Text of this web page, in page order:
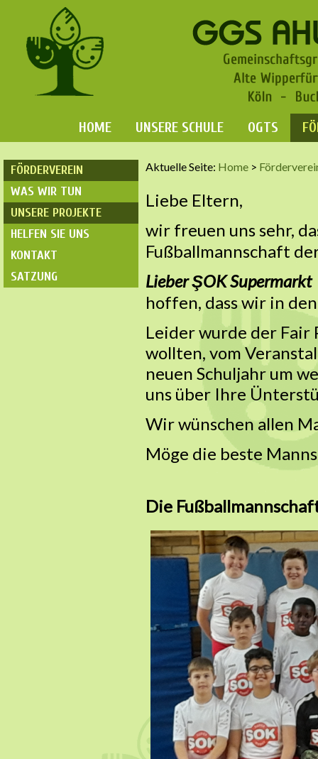
HOME UNSERE SCHULE OGTS
FÖRDERVEREIN
WAS WIR TUN
UNSERE PROJEKTE
HELFEN SIE UNS
KONTAKT
SATZUNG
Aktuelle Seite: Home >
Liebe Eltern,
wir freuen uns sehr,
Fußballmannschaft
LieberŞOK Supermarkt
hoffen, dass wir in
Leider wurde der Fair
wollten, vom
neuen Schuljahr um
uns über Ihre
Wir wünschen allen
Möge die beste
Die